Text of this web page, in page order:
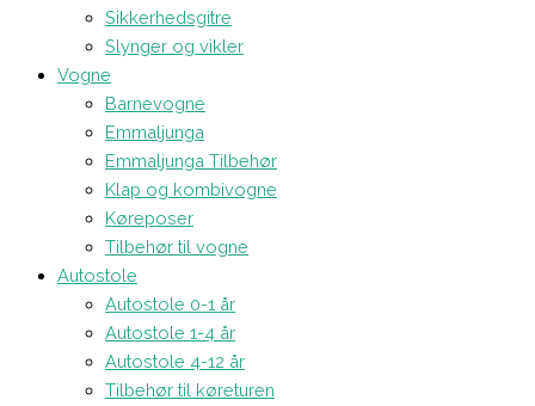
Sikkerhedsgitre
Slynger og vikler
Vogne
Barnevogne
Emmaljunga
Emmaljunga Tilbehør
Klap og kombivogne
Køreposer
Tilbehør til vogne
Autostole
Autostole 0-1 år
Autostole 1-4 år
Autostole 4-12 år
Tilbehør til køreturen